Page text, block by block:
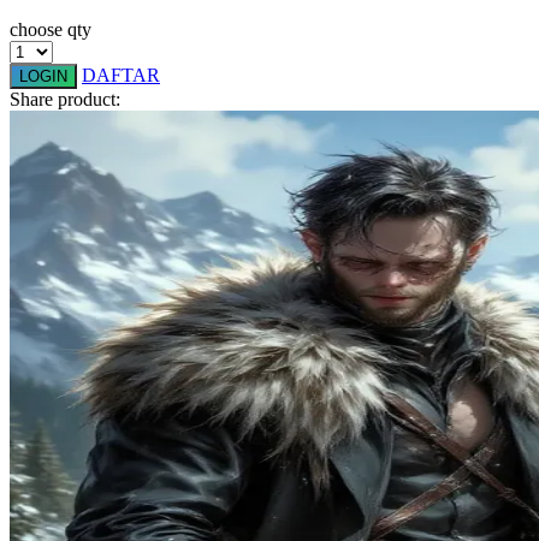
Squishmallows
Starbooks
Stick-O
Stokke
Sudocrem
Sumimo
Sunnylife
Sun-Staches
Swimava
Tommee Tippee
choose qty
LOGIN
DAFTAR
Share product: